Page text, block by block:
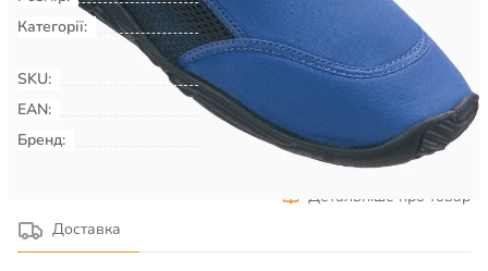
Категорії:
Плавання & Аквафітнес
Взуття
для басейну, пляжу, серфінгу
SKU:
00009010
EAN:
Бренд:
BECO
Детальніше про товар
Доставка